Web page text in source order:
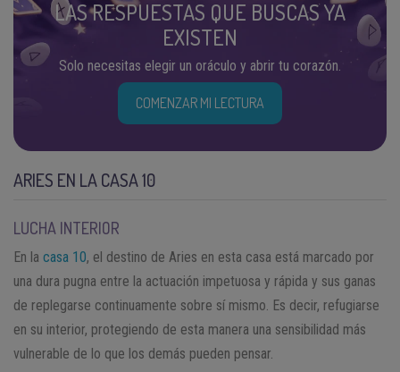
LAS RESPUESTAS QUE BUSCAS YA
EXISTEN
Solo necesitas elegir un oráculo y abrir tu corazón.
COMENZAR MI LECTURA
ARIES EN LA CASA 10
LUCHA INTERIOR
En la casa 10, el destino de Aries en esta casa está marcado por
una dura pugna entre la actuación impetuosa y rápida y sus ganas
de replegarse continuamente sobre sí mismo. Es decir, refugiarse
en su interior, protegiendo de esta manera una sensibilidad más
vulnerable de lo que los demás pueden pensar.